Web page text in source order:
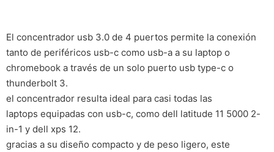
El concentrador usb 3.0 de 4 puertos permite la conexión
tanto de periféricos usb-c como usb-a a su laptop o
chromebook a través de un solo puerto usb type-c o
thunderbolt 3.
el concentrador resulta ideal para casi todas las
laptops equipadas con usb-c, como dell latitude 11 5000 2-
in-1 y dell xps 12.
gracias a su diseño compacto y de peso ligero, este